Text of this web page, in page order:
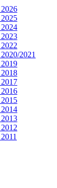
2021